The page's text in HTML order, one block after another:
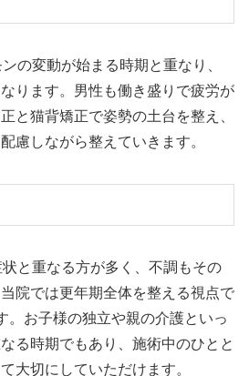
の変動が始まる時期と重なり、
ります。男性も働き盛りで疲労が
と猫背矯正で姿勢の土台を整え、
慮しながら整えていきます。
と重なる方が多く、不調もその
院では更年期全体を整える視点で
。お子様の独立や親の介護といっ
る時期でもあり、施術中のひとと
大切にしていただけます。